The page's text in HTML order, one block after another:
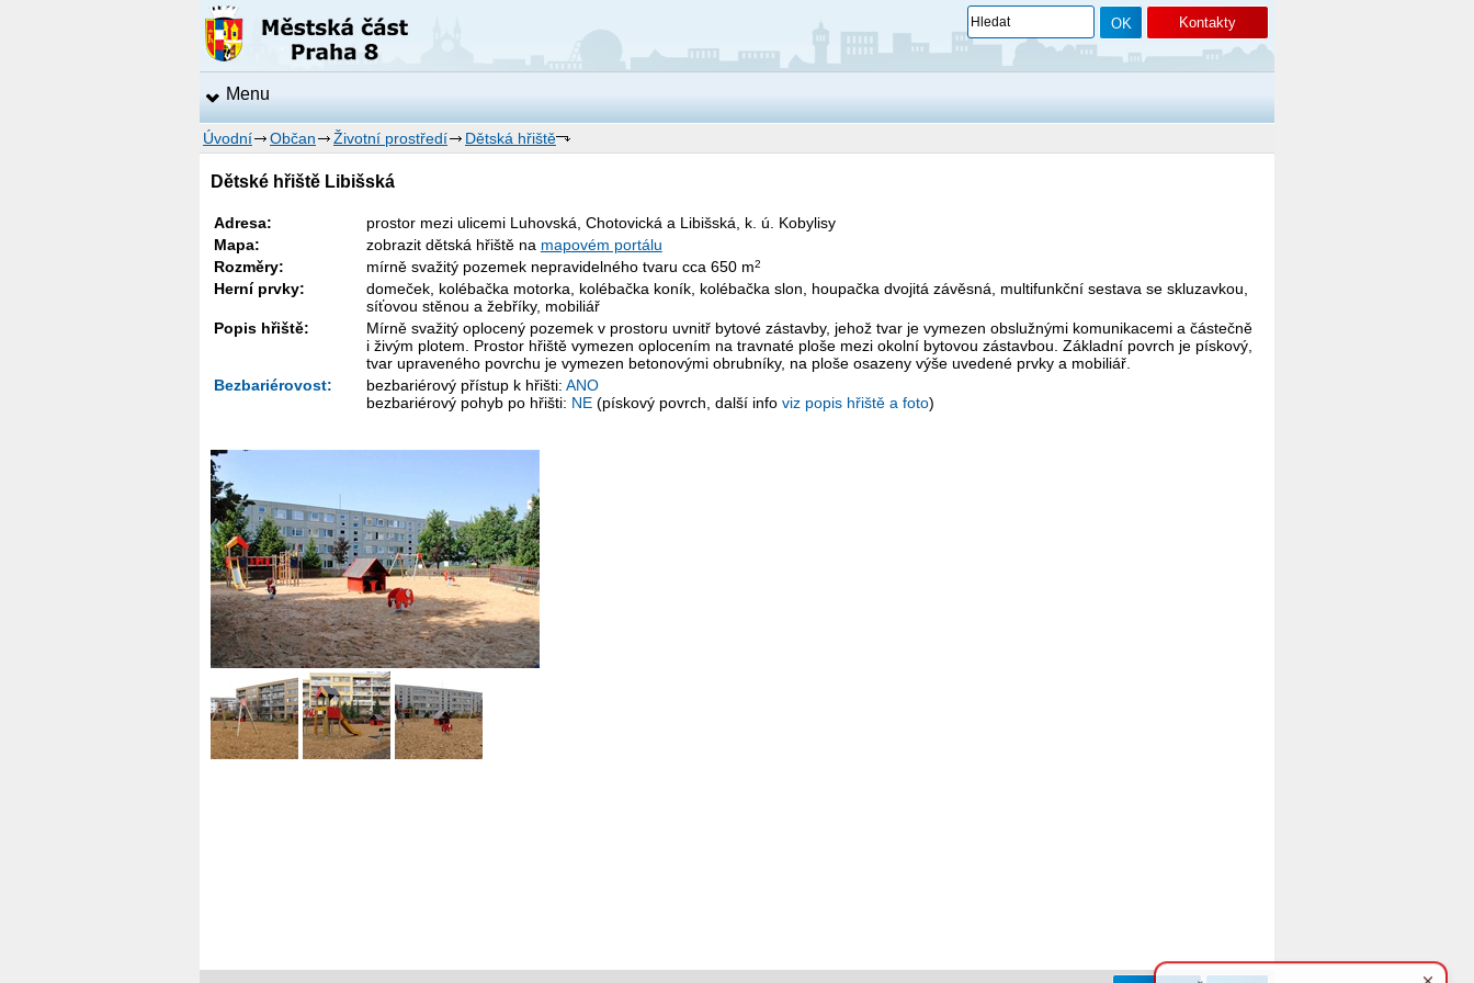
Kontakty
Menu
Úvodní Občan Životní prostředí Dětská hřiště
Dětské hřiště Libišská
Adresa:
prostor mezi ulicemi Luhovská, Chotovická a Libišská, k. ú. Kobylisy
Mapa:
zobrazit dětská hřiště na mapovém portálu
Rozměry:
mírně svažitý pozemek nepravidelného tvaru cca 650 m2
Herní prvky:
domeček, kolébačka motorka, kolébačka koník, kolébačka slon, houpačka dvojitá závěsná, multifunkční sestava se skluzavkou,
síťovou stěnou a žebříky, mobiliář
Popis hřiště:
Mírně svažitý oplocený pozemek v prostoru uvnitř bytové zástavby, jehož tvar je vymezen obslužnými komunikacemi a částečně
i živým plotem. Prostor hřiště vymezen oplocením na travnaté ploše mezi okolní bytovou zástavbou. Základní povrch je pískový,
tvar upraveného povrchu je vymezen betonovými obrubníky, na ploše osazeny výše uvedené prvky a mobiliář.
Bezbariérovost:
bezbariérový přístup k hřišti: ANO
bezbariérový pohyb po hřišti: NE(pískový povrch, další info viz popis hřiště a foto)